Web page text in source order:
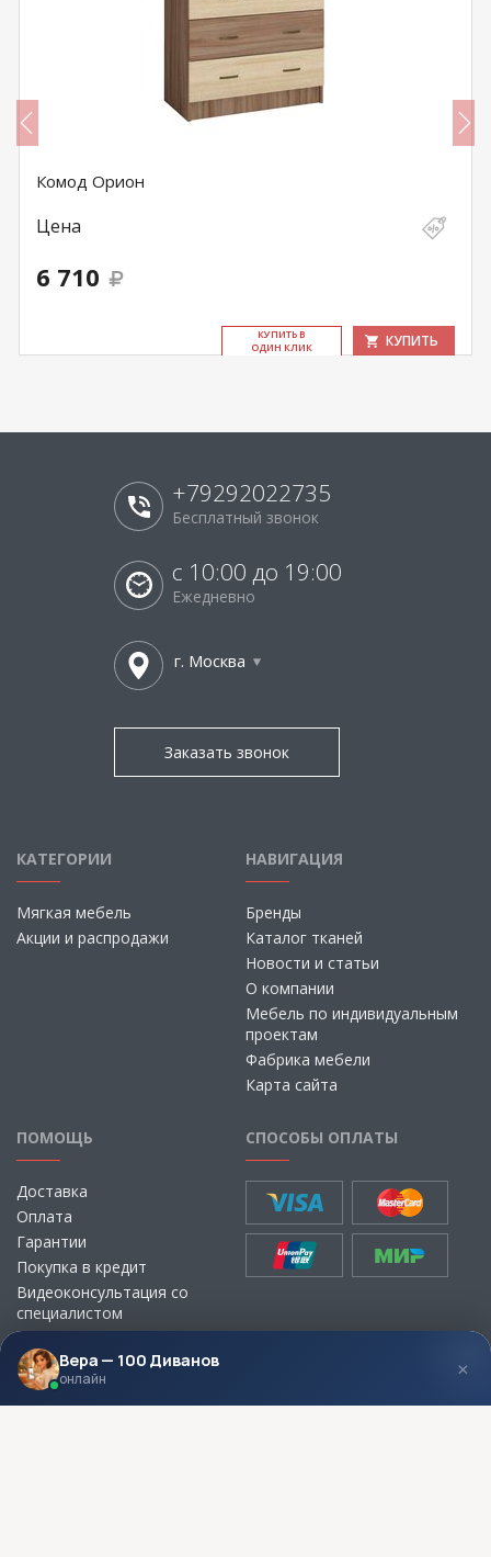
Комод Орион
Цена
6 710
КУ­ПИТЬ В
ОДИН КЛИК
КУПИТЬ
+79292022735
Бесплатный звонок
с 10:00 до 19:00
Ежедневно
г. Москва
Заказать звонок
КАТЕГОРИИ
Мягкая мебель
Акции и распродажи
НАВИГАЦИЯ
Бренды
Каталог тканей
Новости и статьи
О компании
Мебель по индивидуальным
проектам
Фабрика мебели
Карта сайта
ПОМОЩЬ
Доставка
Оплата
Гарантии
Покупка в кредит
Видеоконсультация со
специалистом
Выбор ткани для мебели без
визита в магазин
СПОСОБЫ ОПЛАТЫ
МЫ В СОЦСЕТЯХ КОНТАКТЫ
Вера — 100 Диванов
онлайн ×